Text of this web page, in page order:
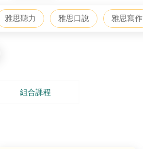
雅思聽力 雅思口說 雅思寫作
組合課程